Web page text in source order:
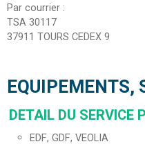
Par courrier :
TSA 30117
37911 TOURS CEDEX 9
EQUIPEMENTS,
DETAIL DU SERVICE
EDF, GDF, VEOLIA